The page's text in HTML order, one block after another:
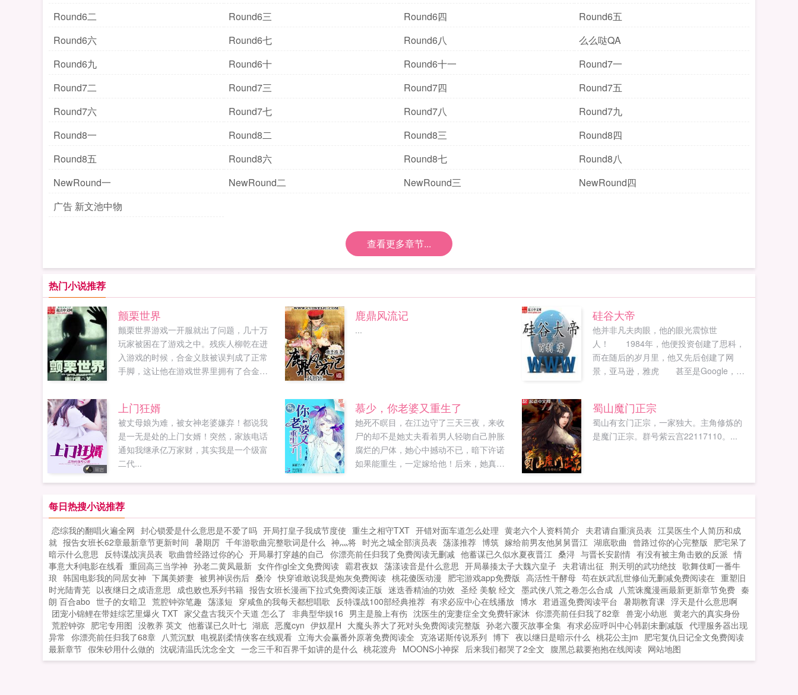
Round6二
Round6三 Round6四
Round6五
Round6六
Round6七 Round6八
么么哒QA
Round6九
Round6十 Round6十一
Round7一
Round7二
Round7三 Round7四
Round7五
Round7六
Round7七 Round7八
Round7九
Round8一
Round8二 Round8三
Round8四
Round8五
Round8六 Round8七
Round8八
NewRound一
NewRound二 NewRound三
NewRound四
广告 新文池中物
查看更多章节...
热门小说推荐
颤栗世界
颤栗世界游戏一开服就出了问题，几十万
玩家被困在了游戏之中。残疾人柳乾在进
入游戏的时候，合金义肢被误判成了正常
手脚，这让他在游戏世界里拥有了合金打
要好好玩下去，成为这款末日游戏里最强
大的存在。玩久了之后，柳乾慢慢发现，
颤栗世界似乎并...
鹿鼎风流记
...
硅谷大帝
他并非凡夫肉眼，他的眼光震惊世
人！ 1984年，他便投资创建了思科，
而在随后的岁月里，他又先后创建了网
景，亚马逊，雅虎 甚至是Google，
上门狂婿
被丈母娘为难，被女神老婆嫌弃！都说我
是一无是处的上门女婿！突然，家族电话
通知我继承亿万家财，其实我是一个级富
二代...
慕少，你老婆又重生了
她死不瞑目，在江边守了三天三夜，来收
尸的却不是她丈夫看着男人轻吻自己肿胀
腐烂的尸体，她心中撼动不已，暗下许诺
如果能重生，一定嫁给他！后来，她真的
态了好么？！轻松搞笑，重口甜爽，可放
心阅读...
蜀山魔门正宗
蜀山有玄门正宗，一家独大。主角修炼的
是魔门正宗。群号紫云宫22117110。...
每日热搜小说推荐
恋综我的翻唱火遍全网 封心锁爱是什么意思是不爱了吗 开局打皇子我成节度使 重生之相守TXT 开错对面车道怎么处理 黄老六个人资料简介 夫君请自重演员表 江昊医生个人简历和成
就 报告女班长62章最新章节更新时间 暑期厉 千年游歌曲完整歌词是什么 神灬将 时光之城全部演员表 荡漾推荐 博筑 嫁给前男友他舅舅晋江 湖底歌曲 曾路过你的心完整版 肥宅呆了
暗示什么意思 反特谍战演员表 歌曲曾经路过你的心 开局暴打穿越的自己 你漂亮前任归我了免费阅读无删减 他蓄谋已久似水夏夜晋江 桑浔 与晋长安剧情 有没有被主角击败的反派 情
事意大利电影在线看 重回高三当学神 孙老二黄凤最新 女仵作gl全文免费阅读 霸君夜奴 荡漾读音是什么意思 开局暴揍太子大魏六皇子 夫君请出征 荆天明的武功绝技 歌舞伎町一番牛
琅 韩国电影我的同居女神 下属美娇妻 被男神误伤后 桑泠 快穿谁敢说我是炮灰免费阅读 桃花傻医动漫 肥宅游戏app免费版 高活性干酵母 苟在妖武乱世修仙无删减免费阅读在 重塑旧
时光陆青芜 以夜继日之成语意思 成也败也系列书籍 报告女班长漫画下拉式免费阅读正版 迷迭香精油的功效 圣经 美貌 经文 墨武侠八荒之卷怎么合成 八荒诛魔漫画最新更新章节免费 秦
朗 百合abo 世子的女暗卫 荒腔钟弥笔趣 荡漾短 穿咸鱼的我每天都想唱歌 反特谍战100部经典推荐 有求必应中心在线播放 博水 君逍遥免费阅读平台 暑期教育课 浮天是什么意思啊
团宠小锦鲤在带娃综艺里爆火 TXT 家父盘古我灭个天道 怎么了 非典型华娱16 男主是脸上有伤 沈医生的宠妻症全文免费轩家沐 你漂亮前任归我了82章 兽宠小幼崽 黄老六的真实身份
荒腔钟弥 肥宅专用图 没教养 英文 他蓄谋已久叶七 湖底 恶魔cyn 伊奴星H 大魔头养大了死对头免费阅读完整版 孙老六覆灭故事全集 有求必应呼叫中心韩剧未删减版 代理服务器出现
异常 你漂亮前任归我了68章 八荒沉默 电视剧柔情侠客在线观看 立海大会赢番外原著免费阅读全 克洛诺斯传说系列 博下 夜以继日是暗示什么 桃花公主jm 肥宅复仇日记全文免费阅读
最新章节 假朱砂用什么做的 沈砚清温氏沈念全文 一念三千和百界千如讲的是什么 桃花渡舟 MOONS小神探 后来我们都哭了2全文 腹黑总裁要抱抱在线阅读 网站地图